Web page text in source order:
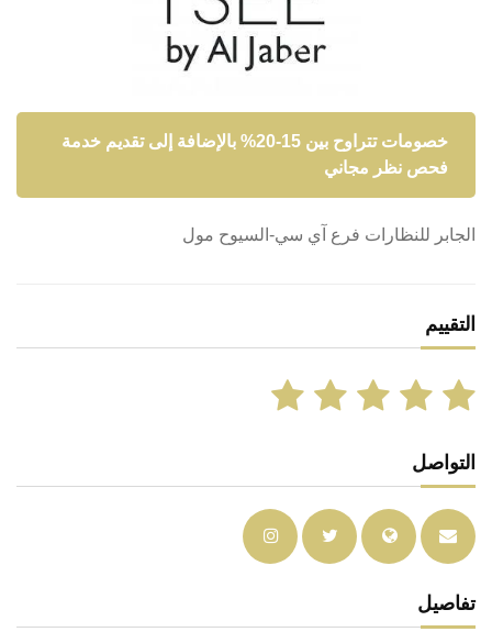
خصومات تتراوح بين 15-20% بالإضافة إلى تقديم خدمة
فحص نظر مجاني
الجابر للنظارات فرع آي سي-السيوح مول
التقييم
التواصل
تفاصيل